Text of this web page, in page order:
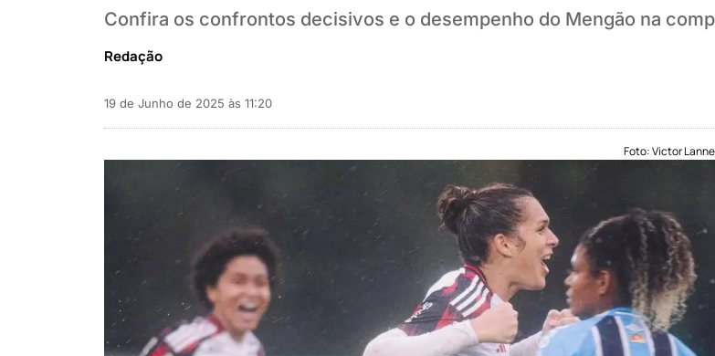
Confira os confrontos decisivos e o desempenho do Mengão na
Redação
19 de Junho de 2025 às 11:20
Foto: Victor